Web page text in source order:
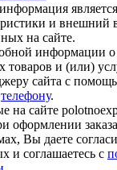
и внешний
на сайте.
информации
товаров и (или)
сайта с
телефону.
на сайте
оформлении
Вы даете
и соглашаетесь с